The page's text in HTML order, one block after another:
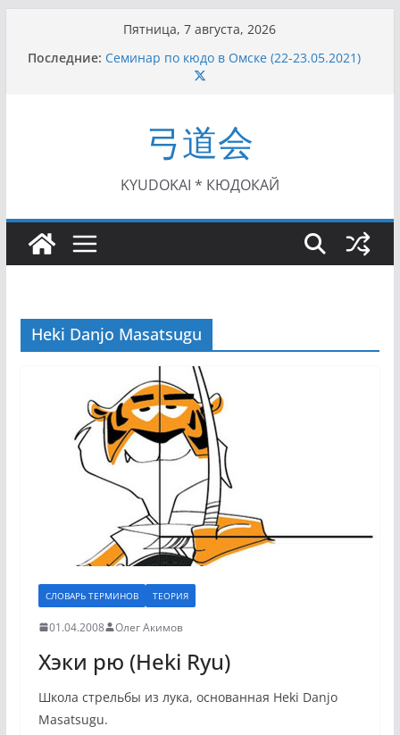
содержимому
Пятница, 7 августа, 2026
Последние: Семинар по кюдо в Омске (22-23.05.2021)
Чемпионат Росcии, Дёмино (2-5.09.2021)
II Кубок Посла Японии в России по Кюдо,
Орёл (25.07.2021)
I этап Кубка Московской области по Кюдо /
Сейдокан II (27.06.2021)
弓道会
KYUDOKAI * КЮДОКАЙ
Heki Danjo Masatsugu
СЛОВАРЬ ТЕРМИНОВ ТЕОРИЯ
01.04.2008 Олег Акимов
Хэки рю (Heki Ryu)
Школа стрельбы из лука, основанная Heki Danjo
Masatsugu.